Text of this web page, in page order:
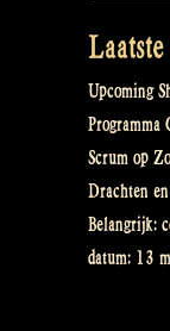
Upcoming
Programma
Scrum op
Drachten
Belangrijk:
datum: 13